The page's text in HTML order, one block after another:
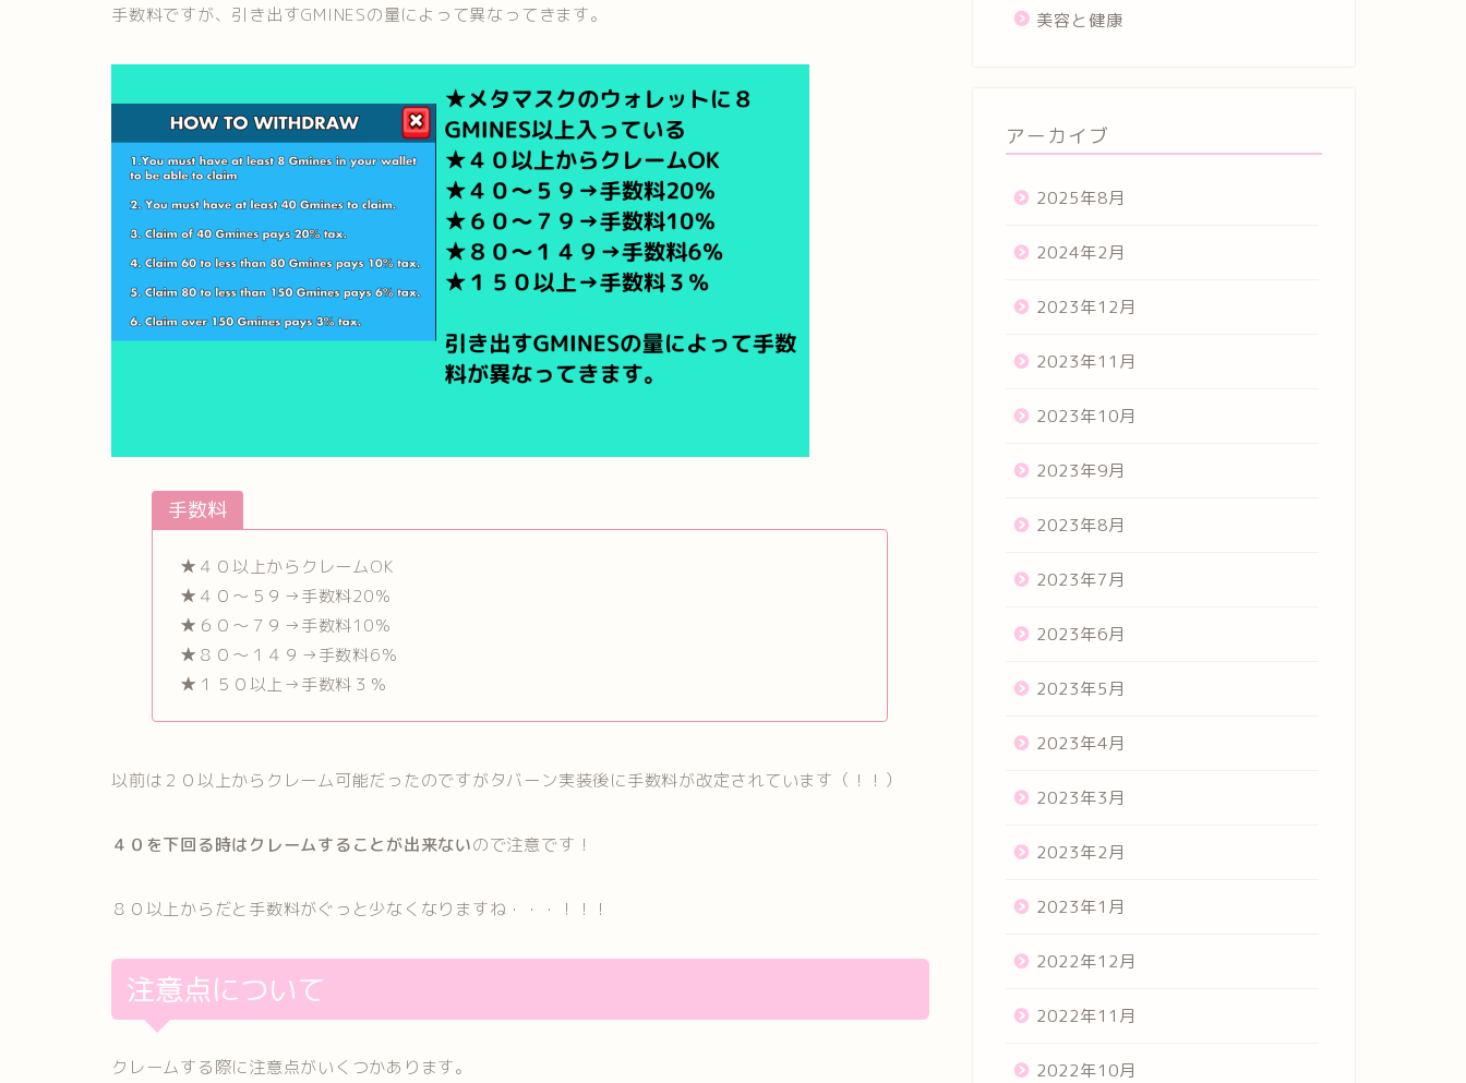
手数料ですが、引き出すGMINESの量によって異なってきます。
手数料
★４０以上からクレームOK
★４０〜５９→手数料20％
★６０〜７９→手数料10％
★８０〜１４９→手数料6％
★１５０以上→手数料３％
以前は２０以上からクレーム可能だったのですがタバーン実装後に手数料が改定されています（！！）
４０を下回る時はクレームすることが出来ないので注意です！
８０以上からだと手数料がぐっと少なくなりますね・・・！！！
注意点について
クレームする際に注意点がいくつかあります。
美容と健康
アーカイブ
2025年8月
2024年2月
2023年12月
2023年11月
2023年10月
2023年9月
2023年8月
2023年7月
2023年6月
2023年5月
2023年4月
2023年3月
2023年2月
2023年1月
2022年12月
2022年11月
2022年10月